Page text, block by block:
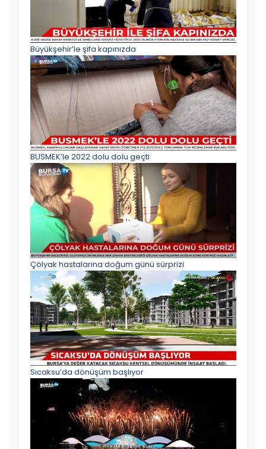
Büyükşehir’le şifa kapınızda
BUSMEK’le 2022 dolu dolu geçti
Çölyak hastalarına doğum günü sürprizi
Sıcaksu’da dönüşüm başlıyor